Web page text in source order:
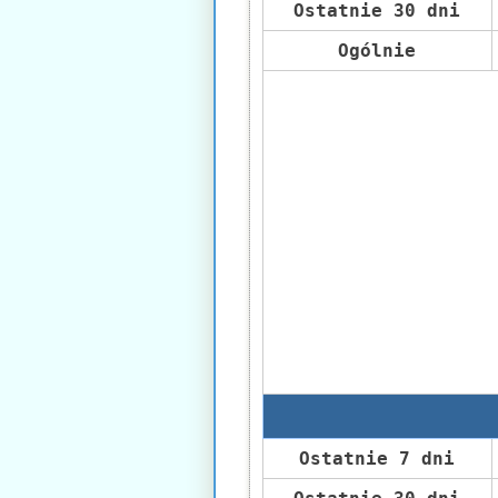
Ostatnie 30 dni
Ogólnie
Ostatnie 7 dni